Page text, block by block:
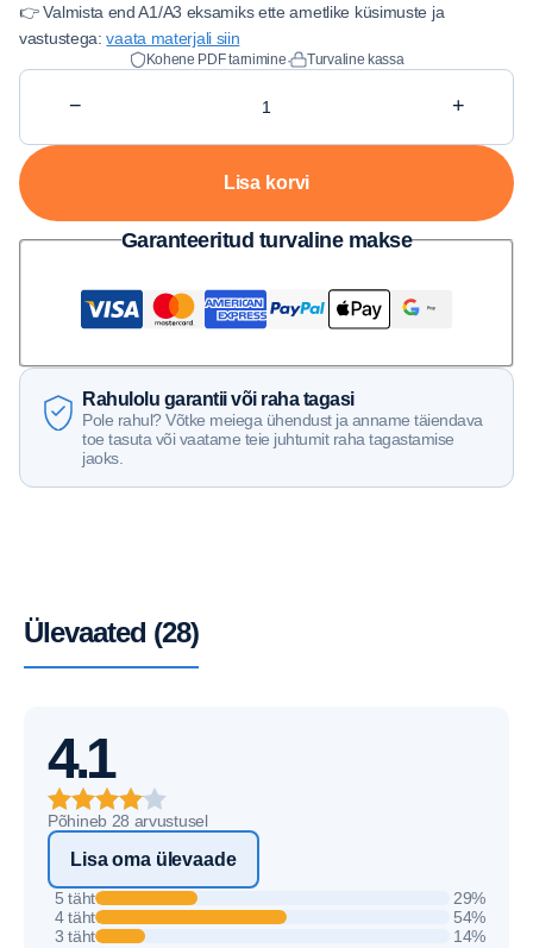
👉 Valmista end A1/A3 eksamiks ette ametlike küsimuste ja
vastustega:vaata materjali siin
Kohene PDF tarnimine· Turvaline kassa
− Kogus Kuidas teenida raha
+
Lisa korvi
Rahulolu garantii või raha tagasi
Pole rahul? Võtke meiega ühendust ja anname täiendava
toe tasuta või vaatame teie juhtumit raha tagastamise
jaoks.
Garanteeritud turvaline makse
Ülevaated (28)
4.1
Põhineb 28 arvustusel
Lisa oma ülevaade
5 täht
29%
4 täht
54%
3 täht
14%